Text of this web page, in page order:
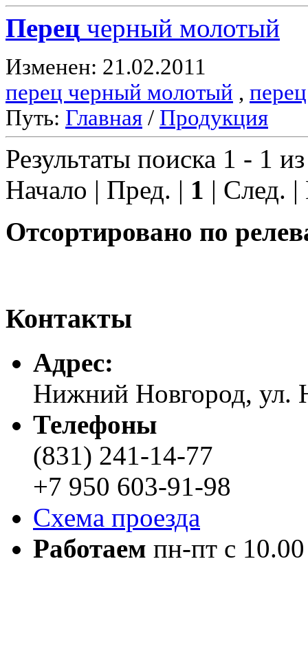
Перец черный молотый
Изменен: 21.02.2011
перец черный молотый , перец
Путь: Главная / Продукция
Результаты поиска 1 - 1
Начало | Пред. | 1 | След.
Отсортировано по
Контакты
Адреc:
Нижний Новгород, ул.
Телефоны
(831) 241-14-77
+7 950 603-91-98
Схема проезда
Работаем пн-пт с